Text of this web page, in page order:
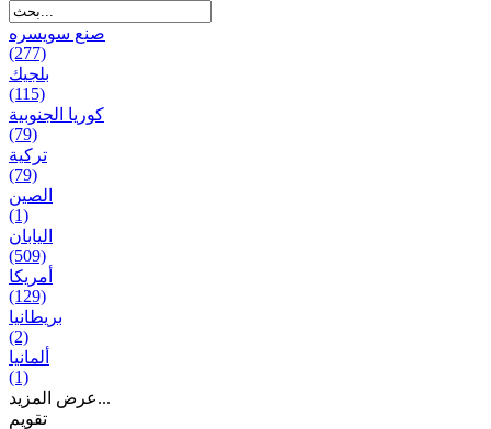
صنع سویسره
(277)
بلجيك
(115)
كوريا الجنوبية
(79)
تركية
(79)
الصين
(1)
اليابان
(509)
أمريكا
(129)
بریطانیا
(2)
ألمانيا
(1)
عرض المزيد...
تقويم